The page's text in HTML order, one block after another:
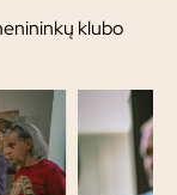
klubo